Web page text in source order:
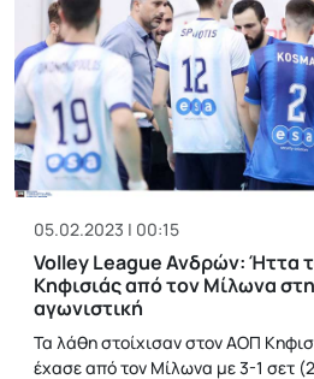
05.02.2023 | 00:15
Volley League Ανδρών: Ήττα
Κηφισιάς από τον Μίλωνα
αγωνιστική
Τα λάθη στοίχισαν στον ΑΟΠ
έχασε από τον Μίλωνα με 3-1 σετ